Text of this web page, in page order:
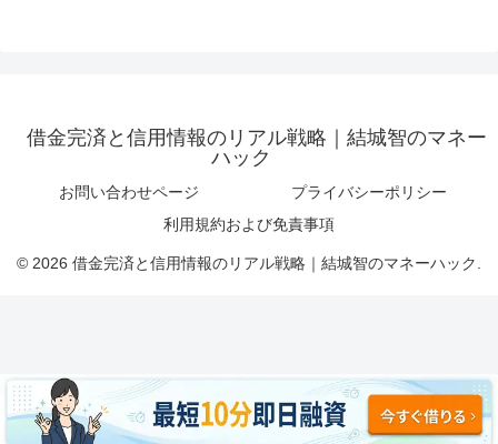
借金完済と信用情報のリアル戦略｜結城智のマネー
ハック
お問い合わせページ
プライバシーポリシー
利用規約および免責事項
© 2026 借金完済と信用情報のリアル戦略｜結城智のマネーハック.